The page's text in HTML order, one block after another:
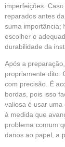
imperfeições.
reparados antes
suma importância;
escolher o
durabilidade da
Após a
propriamente dito.
com precisão. É
bordas, pois isso
valiosa é usar
à medida que
problema comum
danos ao papel, a